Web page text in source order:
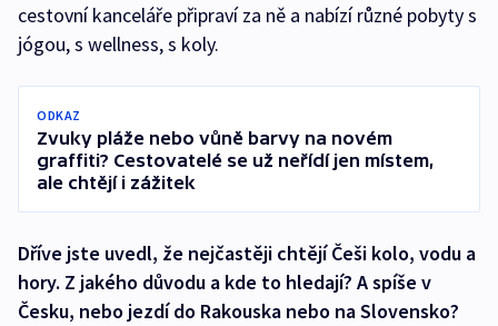
cestovní kanceláře připraví za ně a nabízí různé pobyty s
jógou, s wellness, s koly.
ODKAZ
Zvuky pláže nebo vůně barvy na novém
graffiti? Cestovatelé se už neřídí jen místem,
ale chtějí i zážitek
Dříve jste uvedl, že nejčastěji chtějí Češi kolo, vodu a
hory. Z jakého důvodu a kde to hledají? A spíše v
Česku, nebo jezdí do Rakouska nebo na Slovensko?